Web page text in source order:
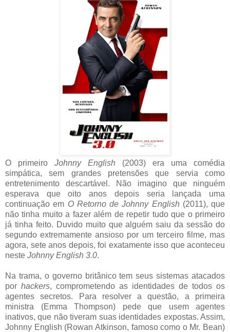
O primeiro Johnny English (2003) era uma comédia
simpática, sem grandes pretensões que servia como
entretenimento descartável. Não imagino que ninguém
esperava que oito anos depois seria lançada uma
continuação em O Retorno de Johnny English (2011), que
não tinha muito a fazer além de repetir tudo que o primeiro
já tinha feito. Duvido muito que alguém saiu da sessão do
segundo extremamente ansioso por um terceiro filme, mas
agora, sete anos depois, foi exatamente isso que aconteceu
neste Johnny English 3.0.
Na trama, o governo britânico tem seus sistemas atacados
por hackers, comprometendo as identidades de todos os
agentes secretos. Para resolver a questão, a primeira
ministra (Emma Thompson) pede que usem agentes
inativos, que não tiveram suas identidades expostas. Assim,
Johnny English (Rowan Atkinson, famoso como o Mr. Bean)